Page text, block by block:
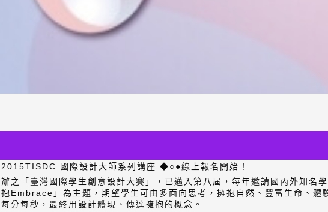
國際設計大師系列講座 ◆○●線上報名開始！
之「臺灣國際學生創意設計大賽」，已邁入第八屆，每年邀請國內外知名
Embrace」為主題，期望學生可由多面向思考，擁抱自然、豐富生命、體
分每秒，最終用設計體現、傳達擁抱的概念。